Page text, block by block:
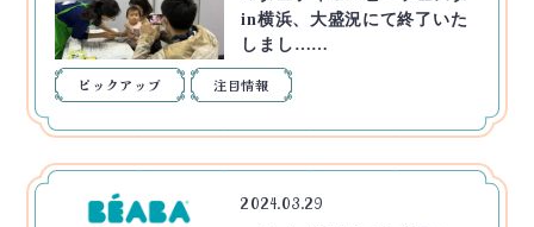
in横浜、大盛況にて終了いた
しまし……
ピックアップ 注目情報
2024.03.29